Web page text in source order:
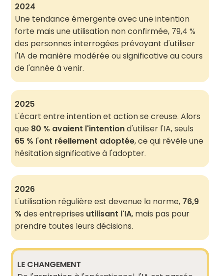
2024
Une tendance émergente avec une intention
forte mais une utilisation non confirmée, 79,4 %
des personnes interrogées prévoyant d'utiliser
l'IA de manière modérée ou significative au cours
de l'année à venir.
2025
L'écart entre intention et action se creuse. Alors
que 80 % avaient l'intentiond'utiliser l'IA, seuls
65 % l'ont réellement adoptée, ce qui révèle une
hésitation significative à l'adopter.
2026
L'utilisation régulière est devenue la norme, 76,9
% des entreprises utilisant l'IA, mais pas pour
prendre toutes leurs décisions.
LE CHANGEMENT